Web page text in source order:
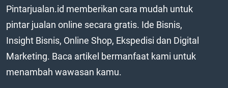
Pintarjualan.id memberikan cara mudah untuk
pintar jualan online secara gratis. Ide Bisnis,
Insight Bisnis, Online Shop, Ekspedisi dan Digital
Marketing. Baca artikel bermanfaat kami untuk
menambah wawasan kamu.